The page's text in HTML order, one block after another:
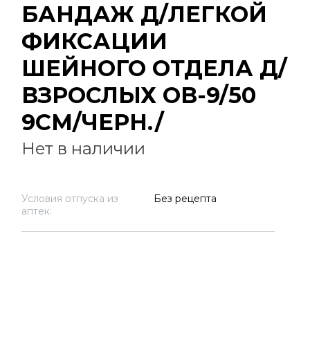
БАНДАЖ Д/ЛЕГКОЙ
ФИКСАЦИИ
ШЕЙНОГО ОТДЕЛА Д/
ВЗРОСЛЫХ ОВ-9/50
9СМ/ЧЕРН./
Нет в наличии
Условия отпуска из
аптек:
Без рецепта